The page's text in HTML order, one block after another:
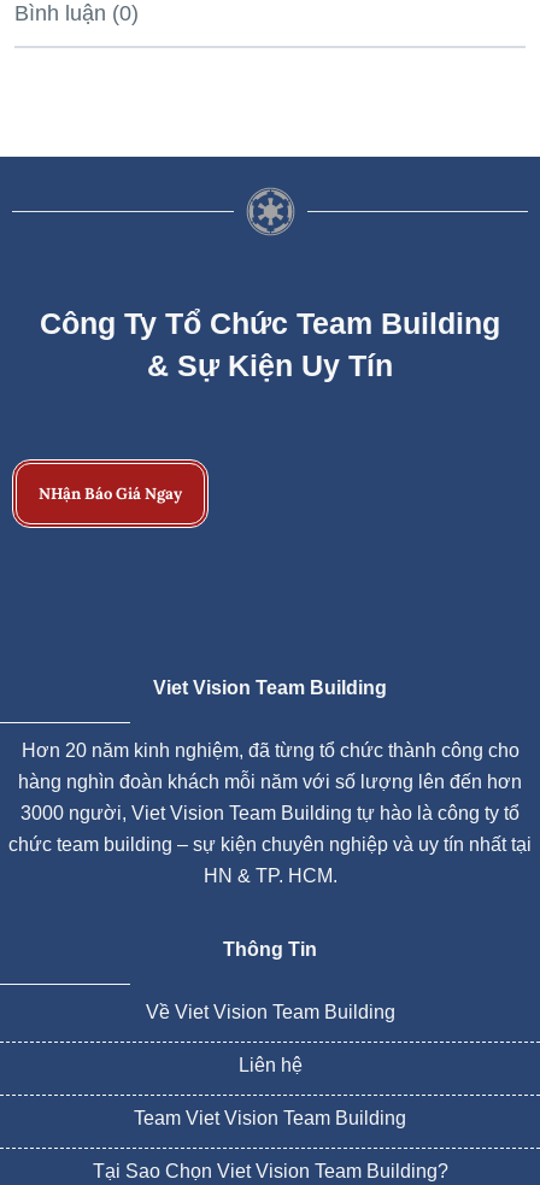
Bình luận (0)
Công Ty Tổ Chức Team Building
& Sự Kiện Uy Tín
NHận Báo Giá Ngay
Viet Vision Team Building
Hơn 20 năm kinh nghiệm, đã từng tổ chức thành công cho
hàng nghìn đoàn khách mỗi năm với số lượng lên đến hơn
3000 người, Viet Vision Team Building tự hào là công ty tổ
chức team building – sự kiện chuyên nghiệp và uy tín nhất tại
HN & TP. HCM.
Thông Tin
Về Viet Vision Team Building
Liên hệ
Team Viet Vision Team Building
Tại Sao Chọn Viet Vision Team Building?